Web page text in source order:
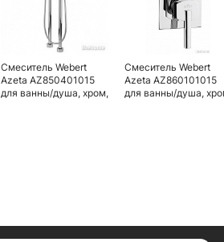
Смеситель Webert
Azeta AZ850401015
для ванны/душа, хром,
Смеситель Webert
Azeta AZ860101015
для ванны/душа,